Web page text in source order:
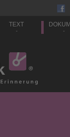
TEXT
- -